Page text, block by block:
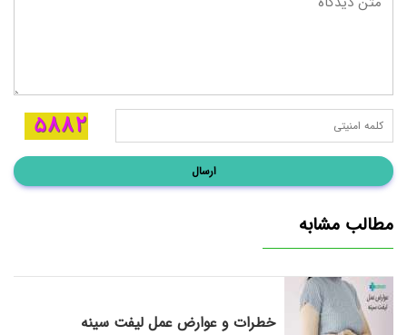
ارسال
مطالب مشابه
خطرات و عوارض عمل لیفت سینه